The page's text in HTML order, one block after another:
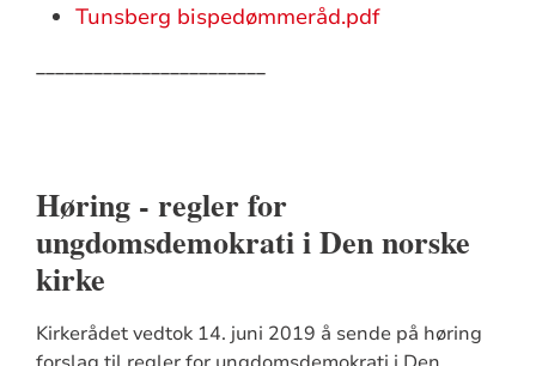
Tunsberg bispedømmeråd.pdf
________________________
Høring - regler for
ungdomsdemokrati i Den norske
kirke
Kirkerådet vedtok 14. juni 2019 å sende på høring